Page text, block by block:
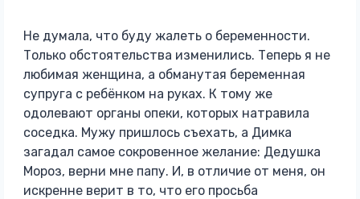
Не думала, что буду жалеть о беременности.
Только обстоятельства изменились. Теперь я не
любимая женщина, а обманутая беременная
супруга с ребёнком на руках. К тому же
одолевают органы опеки, которых натравила
соседка. Мужу пришлось съехать, а Димка
загадал самое сокровенное желание: Дедушка
Мороз, верни мне папу. И, в отличие от меня, он
искренне верит в то, что его просьба